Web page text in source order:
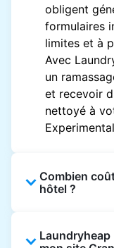
obligent
formulaires
limites et à
Avec
un
et recevoir
nettoyé à
Combien
hôtel ?
fonction de